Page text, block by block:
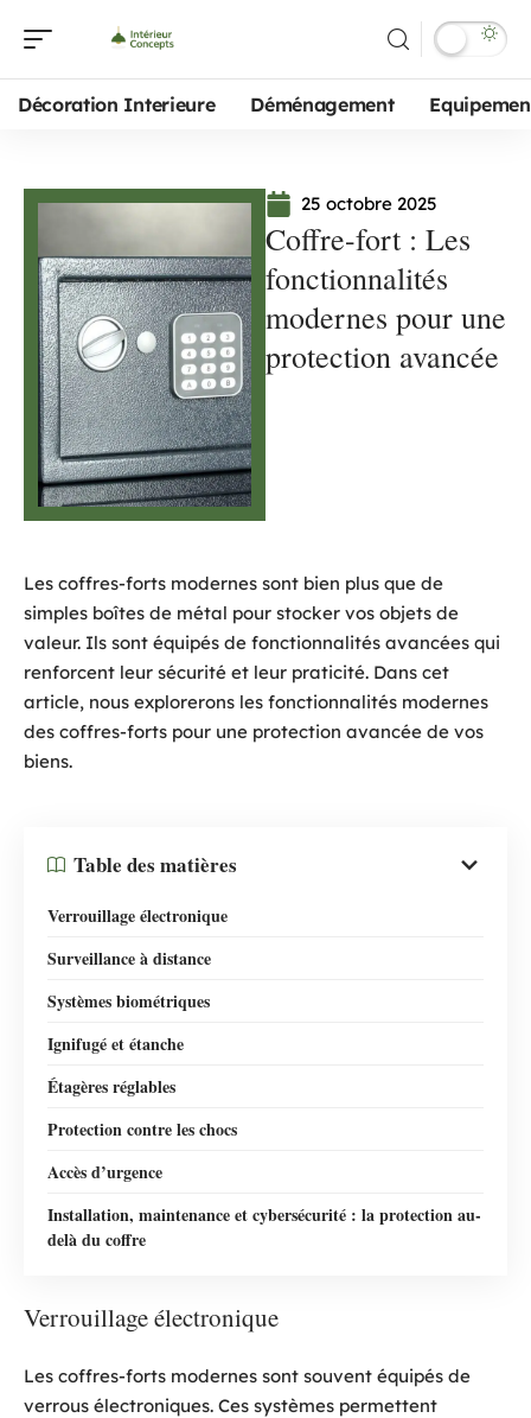
Décoration Interieure Déménagement
25 octobre 2025
Coffre-fort : Les
fonctionnalités
modernes pour une
protection avancée
Les coffres-forts modernes sont bien plus que de
simples boîtes de métal pour stocker vos objets de
valeur. Ils sont équipés de fonctionnalités avancées qui
renforcent leur sécurité et leur praticité. Dans cet
article, nous explorerons les fonctionnalités modernes
des coffres-forts pour une protection avancée de vos
biens.
Table des matières
Verrouillage électronique
Surveillance à distance
Systèmes biométriques
Ignifugé et étanche
Étagères réglables
Protection contre les chocs
Accès d’urgence
Installation, maintenance et cybersécurité : la protection au-
delà du coffre
Verrouillage électronique
Les coffres-forts modernes sont souvent équipés de
verrous électroniques. Ces systèmes permettent